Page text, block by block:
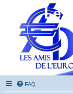
Les
FAQ